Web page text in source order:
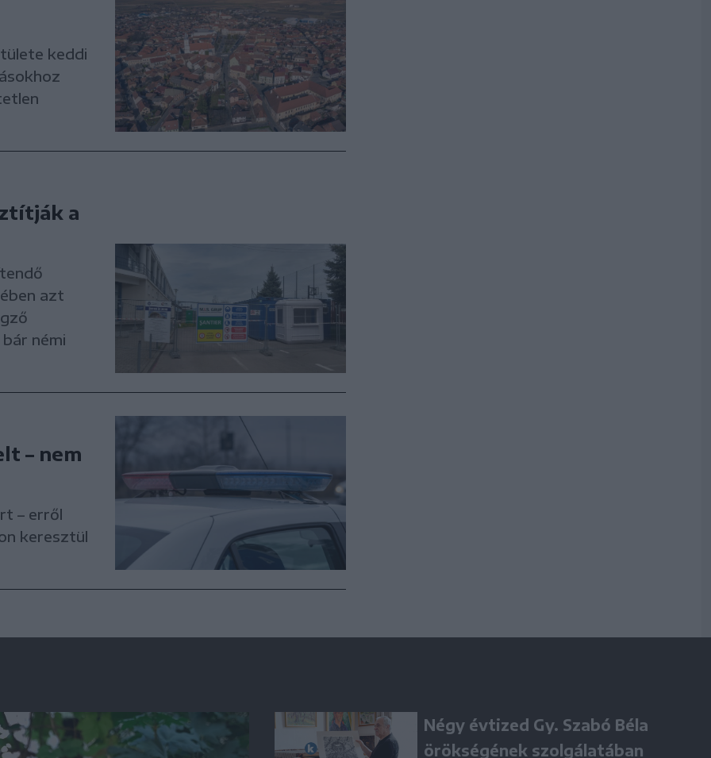
keddi
a
azt
némi
– nem
– erről
keresztül
Négy évtized Gy. Szabó Béla
örökségének szolgálatában